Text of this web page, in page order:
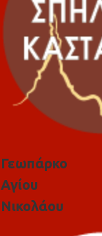
Γεωπάρκο
Αγίου
Νικολάου